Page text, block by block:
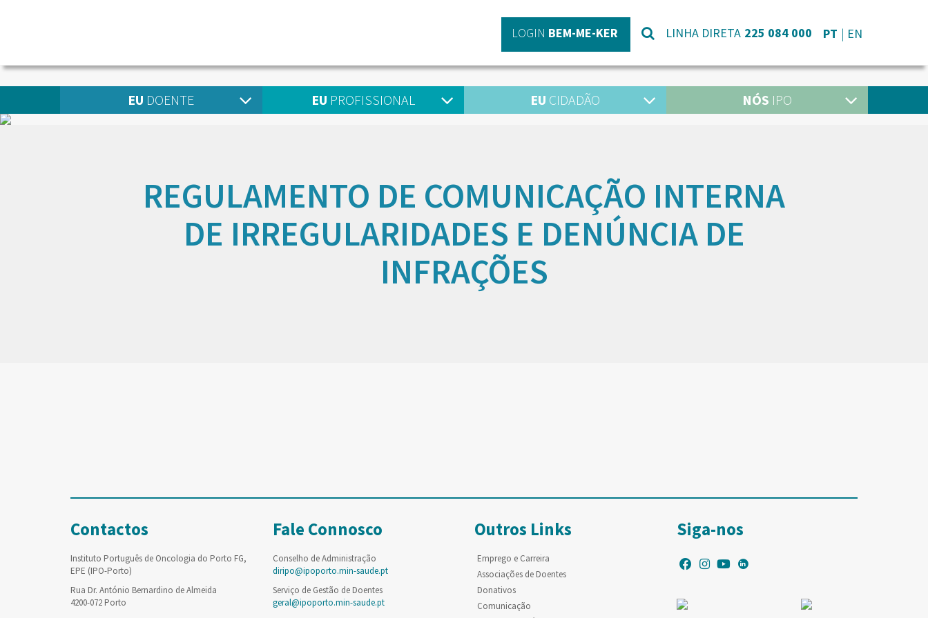
LOGIN BEM-ME-KER LINHA DIRETA 225 084 000 PT EN
EU DOENTE EU PROFISSIONAL EU CIDADÃO NÓS IPO
REGULAMENTO DE COMUNICAÇÃO INTERNA
DE IRREGULARIDADES E DENÚNCIA DE
INFRAÇÕES
Contactos
Instituto Português de Oncologia do Porto FG,
EPE (IPO-Porto)
Rua Dr. António Bernardino de Almeida
4200-072 Porto
Fale Connosco
Conselho de Administração
diripo@ipoporto.min-saude.pt
Serviço de Gestão de Doentes
geral@ipoporto.min-saude.pt
Outros Links
Emprego e Carreira
Associações de Doentes
Donativos
Comunicação
Siga-nos